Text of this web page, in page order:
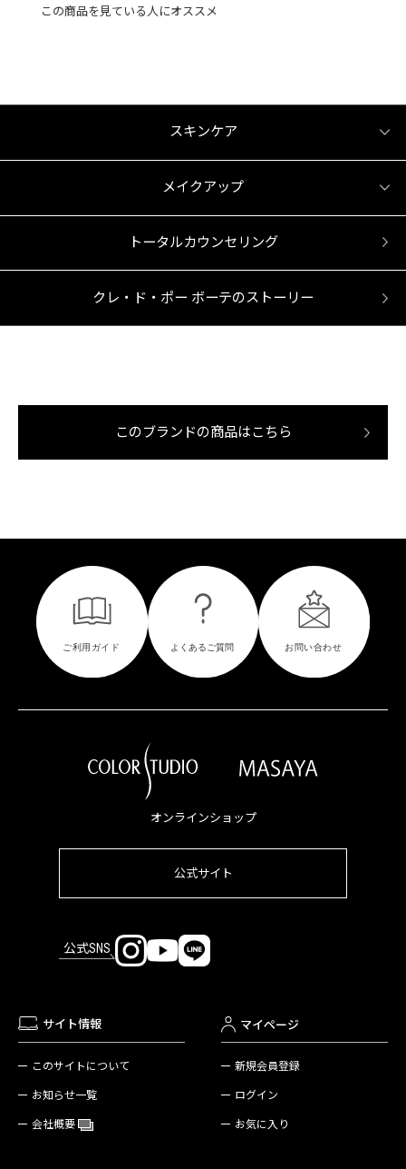
この商品を見ている人にオススメ
スキンケア
メイクアップ
トータルカウンセリング
クレ・ド・ポー ボーテのストーリー
このブランドの商品はこちら
オンラインショップ
公式サイト
公式SNS
サイト情報
このサイトについて
お知らせ一覧
会社概要
マイページ
新規会員登録
ログイン
お気に入り